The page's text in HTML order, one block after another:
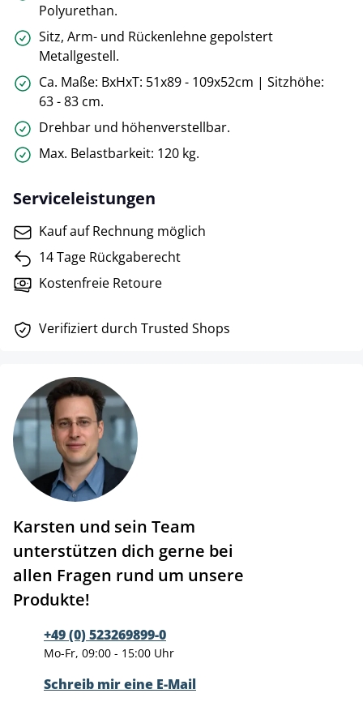
Polyurethan.
Sitz, Arm- und Rückenlehne gepolstert
Metallgestell.
Ca. Maße: BxHxT: 51x89 - 109x52cm | Sitzhöhe:
63 - 83 cm.
Drehbar und höhenverstellbar.
Max. Belastbarkeit: 120 kg.
Serviceleistungen
Kauf auf Rechnung möglich
14 Tage Rückgaberecht
Kostenfreie Retoure
Verifiziert durch Trusted Shops
Karsten und sein Team
unterstützen dich gerne bei
allen Fragen rund um unsere
Produkte!
+49 (0) 523269899-0
Mo-Fr, 09:00 - 15:00 Uhr
Schreib mir eine E-Mail